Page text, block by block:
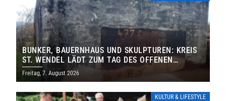
BUNKER, BAUERNHAUS UND SKULPTUREN: KREIS
ST. WENDEL LÄDT ZUM TAG DES OFFENEN
DENKMALS EIN
Freitag, 7. August 2026
KULTUR & LIFESTYLE